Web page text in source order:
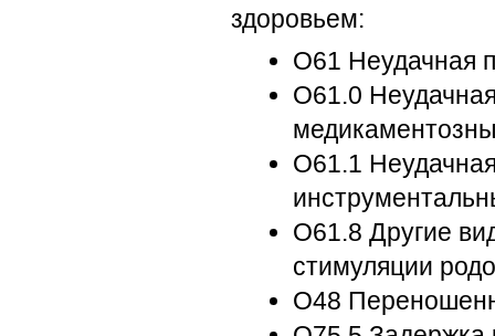
здоровьем:
O61 Неудачная
O61.0
O61.1
O61.8 Другие
стимуляции
O48